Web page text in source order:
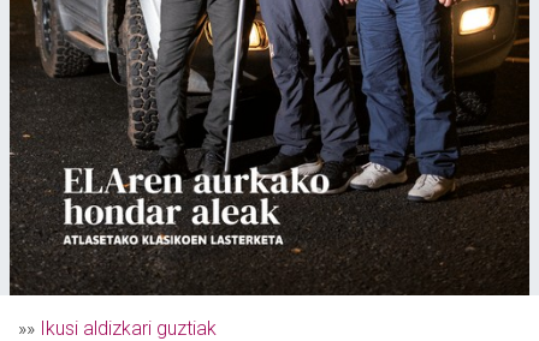
»» Ikusi aldizkari guztiak